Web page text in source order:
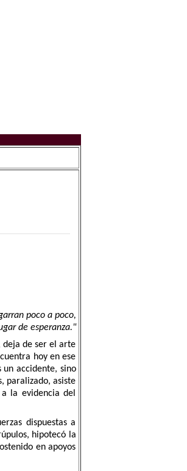
poco a poco,
de esperanza."
deja de ser el arte
hoy en ese
accidente, sino
paralizado, asiste
la evidencia del
dispuestas a
hipotecó la
en apoyos